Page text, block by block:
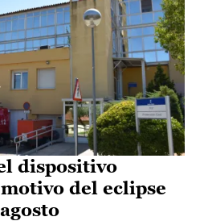
dispositivo
del eclipse